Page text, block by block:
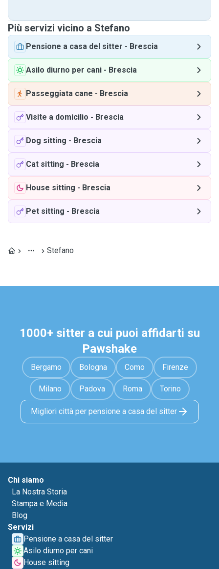
Più servizi vicino a Stefano
Pensione a casa del sitter - Brescia
Asilo diurno per cani - Brescia
Passeggiata cane - Brescia
Visite a domicilio - Brescia
Dog sitting - Brescia
Cat sitting - Brescia
House sitting - Brescia
Pet sitting - Brescia
Stefano
1000+ sitter a cui puoi affidarti su
Pawshake
Bergamo Bologna Como Firenze
Milano Padova Roma Torino
Migliori città per pensione a casa del sitter
Chi siamo
La Nostra Storia
Stampa e Media
Blog
Servizi
Pensione a casa del sitter
Asilo diurno per cani
House sitting